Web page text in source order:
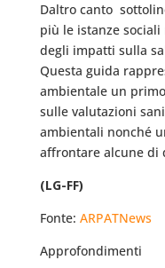
Daltro canto 
più le istanze sociali
degli impatti sulla
Questa guida
ambientale un
sulle valutazioni
ambientali nonché
affrontare alcune di
(LG-FF)
Fonte: ARPATNews
Approfondimenti